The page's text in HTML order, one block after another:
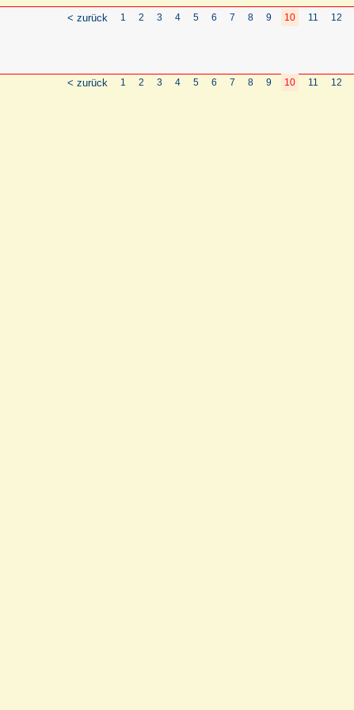
< zurück 1 2 3 4 5 6 7 8 9 10 11 12
< zurück 1 2 3 4 5 6 7 8 9 10 11 12